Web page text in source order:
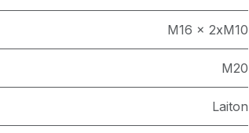
M16 x 2xM10
M20
Laiton